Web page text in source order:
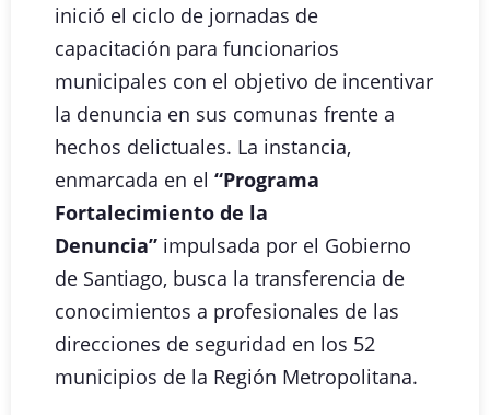
inició el ciclo de jornadas de
capacitación para funcionarios
municipales con el objetivo de incentivar
la denuncia en sus comunas frente a
hechos delictuales. La instancia,
enmarcada en el “Programa
Fortalecimiento de la
Denuncia” impulsada por el Gobierno
de Santiago, busca la transferencia de
conocimientos a profesionales de las
direcciones de seguridad en los 52
municipios de la Región Metropolitana.